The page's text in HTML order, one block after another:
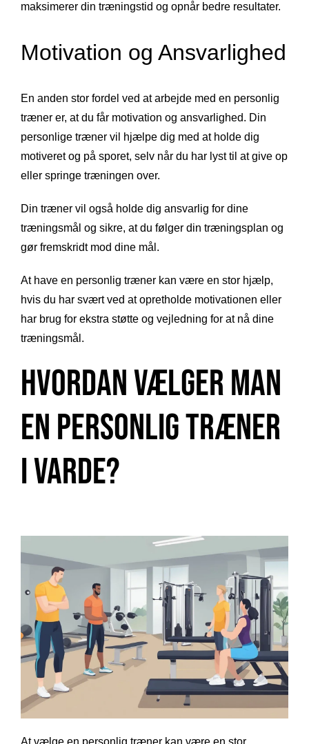
maksimerer din træningstid og opnår bedre resultater.
Motivation og Ansvarlighed
En anden stor fordel ved at arbejde med en personlig
træner er, at du får motivation og ansvarlighed. Din
personlige træner vil hjælpe dig med at holde dig
motiveret og på sporet, selv når du har lyst til at give op
eller springe træningen over.
Din træner vil også holde dig ansvarlig for dine
træningsmål og sikre, at du følger din træningsplan og
gør fremskridt mod dine mål.
At have en personlig træner kan være en stor hjælp,
hvis du har svært ved at opretholde motivationen eller
har brug for ekstra støtte og vejledning for at nå dine
træningsmål.
Hvordan Vælger Man
en Personlig Træner
i Varde?
At vælge en personlig træner kan være en stor